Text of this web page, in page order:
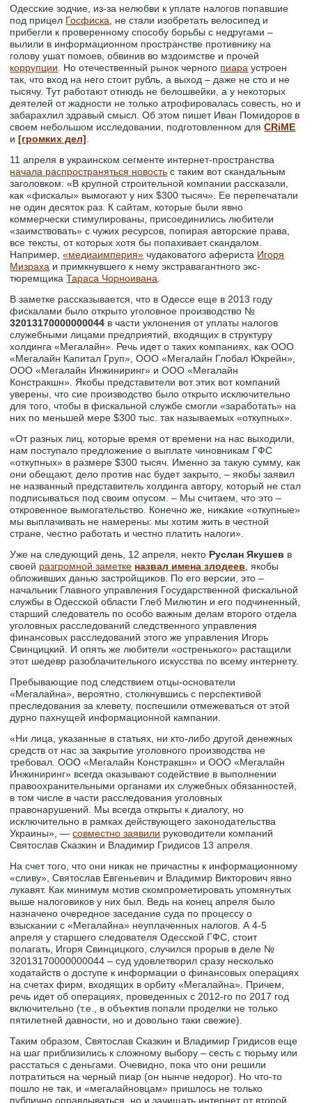
Одесские зодчие, из-за нелюбви к уплате налогов попавшие
под прицел Госфиска , не стали изобретать велосипед и
прибегли к проверенному способу борьбы с недругами –
вылили в информационном пространстве противнику на
голову ушат помоев, обвинив во мздоимстве и прочей
коррупции . Но отечественный рынок черного пиара устроен
так, что вход на него стоит рубль, а выход – даже не сто и не
тысячу. Тут работают отнюдь не белошвейки, а у некоторых
деятелей от жадности не только атрофировалась совесть, но и
забарахлил здравый смысл. Об этом пишет Иван Помидоров в
своем небольшом исследовании, подготовленном дляCRiME
и[громких дел]
11 апреля в украинском сегменте интернет-пространства
начала распространяться новость с таким вот скандальным
заголовком: «В крупной строительной компании рассказали,
как «фискалы» вымогают у них $300 тысяч». Ее перепечатали
не один десяток раз. К сайтам, которые были явно
коммерчески стимулированы, присоединились любители
«заимствовать» с чужих ресурсов, попирая авторские права,
все тексты, от которых хотя бы попахивает скандалом.
Например,«медиаимперия» чудаковатого афериста Игоря
Мизраха и примкнувшего к нему экстравагантного экс-
тюремщикаТараса Чорноивана
В заметке рассказывается, что в Одессе еще в 2013 году
фискалами было открыто уголовное производство №
32013170000000044 в части уклонения от уплаты налогов
служебными лицами предприятий, входящих в структуру
холдинга «Мегалайн». Речь идет о таких компаниях, как ООО
«Мегалайн Капитал Груп», ООО «Мегалайн Глобал Юкрейн»,
ООО «Мегалайн Инжиниринг» и ООО «Мегалайн
Констракшн». Якобы представители вот этих вот компаний
уверены, что сие производство было открыто исключительно
для того, чтобы в фискальной службе смогли «заработать» на
них по меньшей мере $300 тыс. так называемых «откупных».
«От разных лиц, которые время от времени на нас выходили,
нам поступало предложение о выплате чиновникам ГФС
«откупных» в размере $300 тысяч. Именно за такую сумму, как
они обещают, дело против нас будет закрыто, – якобы заявил
не названный представитель холдинга автору, который не стал
подписываться под своим опусом. – Мы считаем, что это –
откровенное вымогательство. Конечно же, никакие «откупные»
мы выплачивать не намерены: мы хотим жить в честной
стране, честно работать и честно платить налоги».
Уже на следующий день, 12 апреля, некто Руслан Якушев в
своей разгромной заметке назвал имена злодеев , якобы
обложивших данью застройщиков. По его версии, это –
начальник Главного управления Государственной фискальной
службы в Одесской области Глеб Милютин и его подчиненный,
старший следователь по особо важным делам второго отдела
уголовных расследований следственного управления
финансовых расследований этого же управления Игорь
Свинцицкий. И опять же любители «остренького» растащили
этот шедевр разоблачительного искусства по всему интернету.
Пребывающие под следствием отцы-основатели
«Мегалайна», вероятно, столкнувшись с перспективой
преследования за клевету, поспешили отмежеваться от этой
дурно пахнущей информационной кампании.
«Ни лица, указанные в статьях, ни кто-либо другой денежных
средств от нас за закрытие уголовного производства не
требовал. ООО «Мегалайн Констракшн» и ООО «Мегалайн
Инжиниринг» всегда оказывают содействие в выполнении
правоохранительными органами их служебных обязанностей,
в том числе в части расследования уголовных
правонарушений. Мы всегда открыты к диалогу, но
исключительно в рамках действующего законодательства
Украины», —совместно заявили руководители компаний
Святослав Сказкин и Владимир Гридисов 13 апреля.
На счет того, что они никак не причастны к информационному
«сливу», Святослав Евгеньевич и Владимир Викторович явно
лукавят. Как минимум мотив скомпрометировать упомянутых
выше налоговиков у них был. Ведь на конец апреля было
назначено очередное заседание суда по процессу о
взыскании с «Мегалайна» неуплаченных налогов. А 4-5
апреля у старшего следователя Одесской ГФС, стоит
полагать, Игоря Свинцицкого, случился прорыв в деле №
32013170000000044 – суд удовлетворил сразу несколько
ходатайств о доступе к информации о финансовых операциях
на счетах фирм, входящих в орбиту «Мегалайна». Причем,
речь идет об операциях, проведенных с 2012-го по 2017 год
включительно (т.е., в объектив попали проделки не только
пятилетней давности, но и довольно таки свежие).
Таким образом, Святослав Сказкин и Владимир Гридисов еще
на шаг приблизились к сложному выбору – сесть с тюрьму или
расстаться с деньгами. Очевидно, пока что они решили
потратиться на черный пиар (он нынче недорог). Но что-то
пошло не так, и «мегалайновцам» пришлось не только
публично оправдываться, но и зачищать интернет от второй